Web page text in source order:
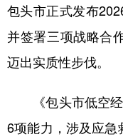
法律 中央
食品
包头市正式发布
并签署三项战略合
迈出实质性步伐。
《包头市低空经
6项能力，涉及应